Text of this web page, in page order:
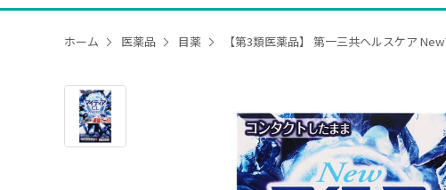
ホーム 医薬品 目薬 【第3類医薬品】 第一三共ヘルスケア